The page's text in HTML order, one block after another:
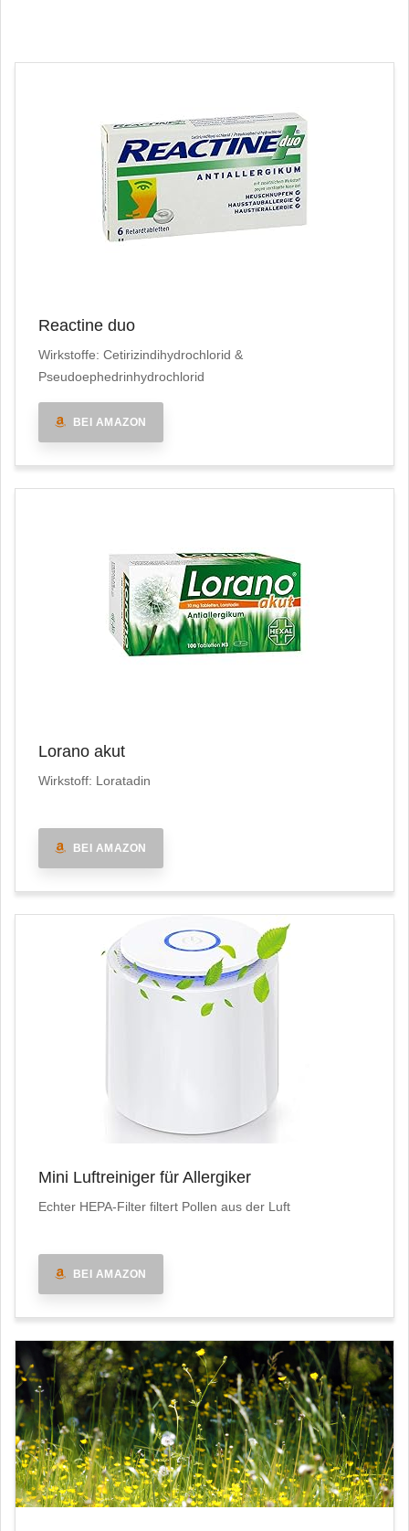
Reactine duo
Wirkstoffe: Cetirizindihydrochlorid &
Pseudoephedrinhydrochlorid
BEI AMAZON
Lorano akut
Wirkstoff: Loratadin
BEI AMAZON
Mini Luftreiniger für Allergiker
Echter HEPA-Filter filtert Pollen aus der Luft
BEI AMAZON